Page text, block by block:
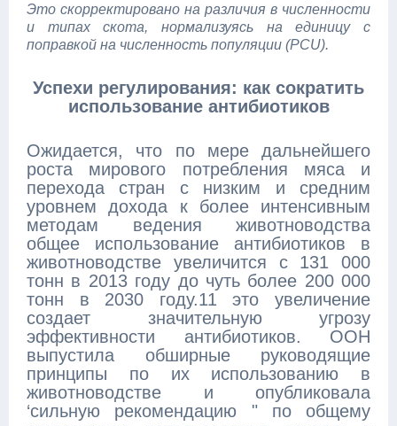
Это скорректировано на различия в численности
и типах скота, нормализуясь на единицу с
поправкой на численность популяции (PCU).
Успехи регулирования: как сократить
использование антибиотиков
Ожидается, что по мере дальнейшего
роста мирового потребления мяса и
перехода стран с низким и средним
уровнем дохода к более интенсивным
методам ведения животноводства
общее использование антибиотиков в
животноводстве увеличится с 131 000
тонн в 2013 году до чуть более 200 000
тонн в 2030 году.11 это увеличение
создает значительную угрозу
эффективности антибиотиков. ООН
выпустила обширные руководящие
принципы по их использованию в
животноводстве и опубликовала
‘сильную рекомендацию " по общему